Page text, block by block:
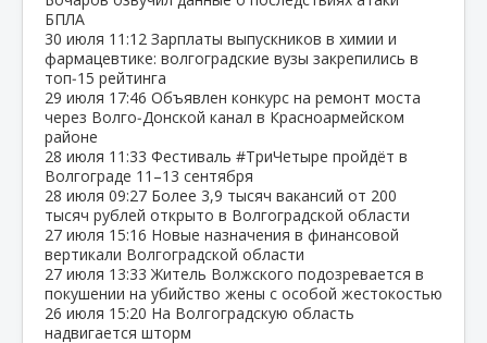
БПЛА
30 июля 11:12 Зарплаты выпускников в химии и
фармацевтике: волгоградские вузы закрепились в
топ‑15 рейтинга
29 июля 17:46 Объявлен конкурс на ремонт моста
через Волго‑Донской канал в Красноармейском
районе
28 июля 11:33 Фестиваль #ТриЧетыре пройдёт в
Волгограде 11–13 сентября
28 июля 09:27 Более 3,9 тысяч вакансий от 200
тысяч рублей открыто в Волгоградской области
27 июля 15:16 Новые назначения в финансовой
вертикали Волгоградской области
27 июля 13:33 Житель Волжского подозревается в
покушении на убийство жены с особой жестокостью
26 июля 15:20 На Волгоградскую область
надвигается шторм